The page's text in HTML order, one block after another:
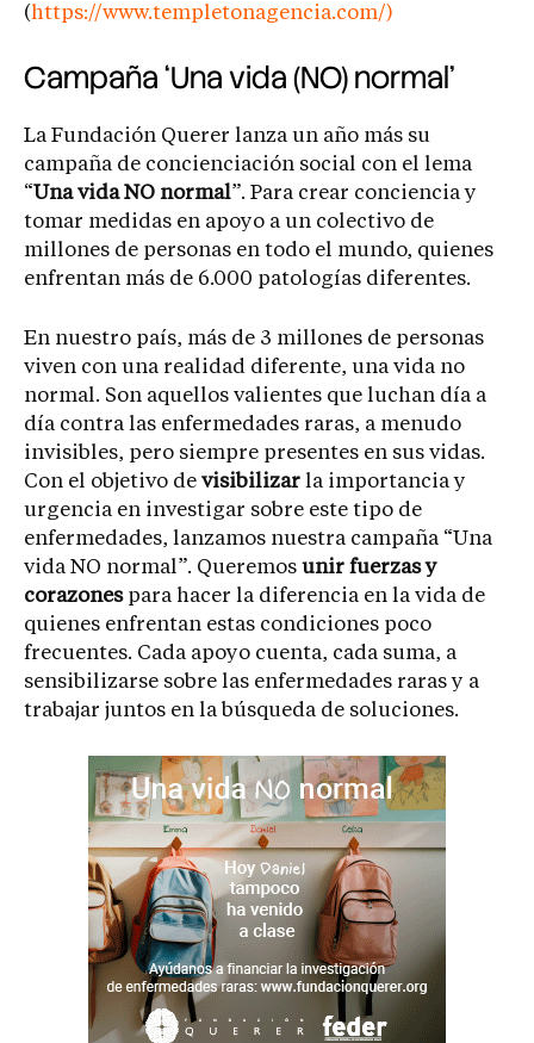
(https://www.templetonagencia.com/)
Campaña ‘Una vida (NO) normal’
La Fundación Querer lanza un año más su
campaña de concienciación social con el lema
“Una vida NO normal”. Para crear conciencia y
tomar medidas en apoyo a un colectivo de
millones de personas en todo el mundo, quienes
enfrentan más de 6.000 patologías diferentes.
En nuestro país, más de 3 millones de personas
viven con una realidad diferente, una vida no
normal. Son aquellos valientes que luchan día a
día contra las enfermedades raras, a menudo
invisibles, pero siempre presentes en sus vidas.
Con el objetivo de visibilizar la importancia y
urgencia en investigar sobre este tipo de
enfermedades, lanzamos nuestra campaña “Una
vida NO normal”. Queremos unir fuerzas y
corazonespara hacer la diferencia en la vida de
quienes enfrentan estas condiciones poco
frecuentes. Cada apoyo cuenta, cada suma, a
sensibilizarse sobre las enfermedades raras y a
trabajar juntos en la búsqueda de soluciones.